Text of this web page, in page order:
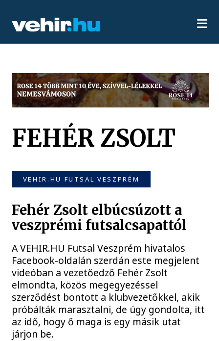
FEHÉR ZSOLT
VEHIR.HU FUTSAL VESZPRÉM
Fehér Zsolt elbúcsúzott a
veszprémi futsalcsapattól
A VEHIR.HU Futsal Veszprém hivatalos
Facebook-oldalán szerdán este megjelent
videóban a vezetőedző Fehér Zsolt
elmondta, közös megegyezéssel
szerződést bontott a klubvezetőkkel, akik
próbálták marasztalni, de úgy gondolta, itt
az idő, hogy ő maga is egy másik utat
járjon be.